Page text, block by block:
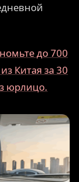
до 700
Китая за 30
юрлицо.